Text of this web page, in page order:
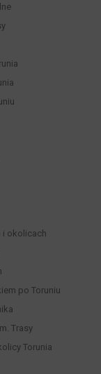
i okolicach
po Toruniu
Trasy
Torunia